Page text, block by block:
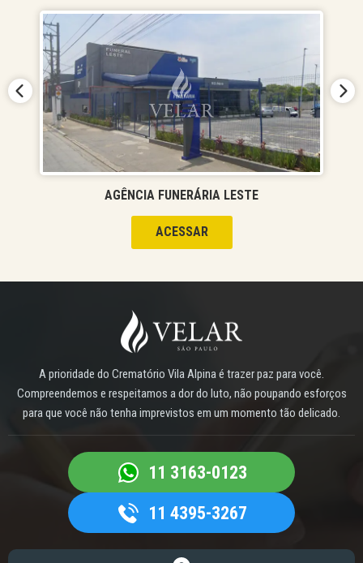
AGÊNCIA FUNERÁRIA LESTE
ACESSAR
A prioridade do Crematório Vila Alpina é trazer paz para você.
Compreendemos e respeitamos a dor do luto, não poupando esforços
para que você não tenha imprevistos em um momento tão delicado.
11 3163-0123
11 4395-3267